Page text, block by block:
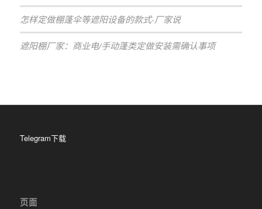
怎样定做棚蓬伞等遮阳设备的款式-厂家说
遮阳棚厂家：商业电/手动蓬类定做安装需确认事项
Telegram下载
页面